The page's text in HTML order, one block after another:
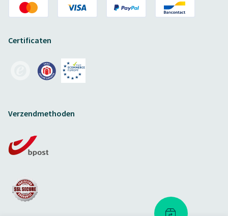
Certificaten
Verzendmethoden